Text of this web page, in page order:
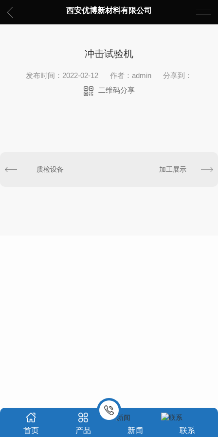
西安优博新材料有限公司
冲击试验机
发布时间：2022-02-12 作者：admin
分享到：
二维码分享
质检设备 加工展示
首页 产品 新闻 联系